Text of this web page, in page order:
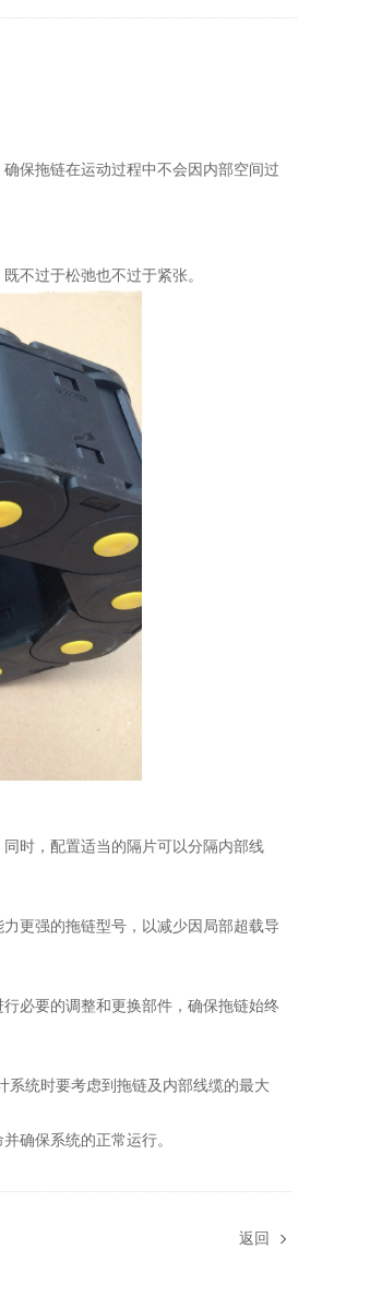
保拖链在运动过程中不会因内部空间过
不过于松弛也不过于紧张。
时，配置适当的隔片可以分隔内部线
更强的拖链型号，以减少因局部超载导
必要的调整和更换部件，确保拖链始终
系统时要考虑到拖链及内部线缆的最大
确保系统的正常运行。
返回